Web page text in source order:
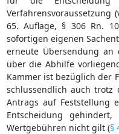
Verfahrensvoraussetzung
65. Auflage, § 306 Rn.
sofortigen eigenen
erneute Übersendung an
über die Abhilfe
Kammer ist bezüglich der
schlussendlich auch
Antrags auf Feststellung
Entscheidung
Wertgebühren nicht gilt (§